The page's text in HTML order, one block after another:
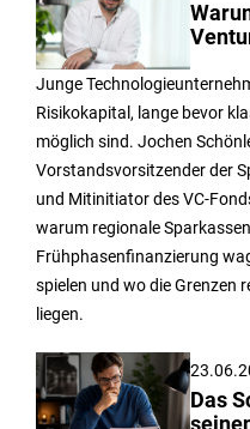
Junge
Risikokapital, lange bevor
möglich sind. Jochen
Vorstandsvorsitzender der
und Mitinitiator des VC-
warum regionale
Frühphasenfinanzierung
spielen und wo die Grenzen
liegen.
Das